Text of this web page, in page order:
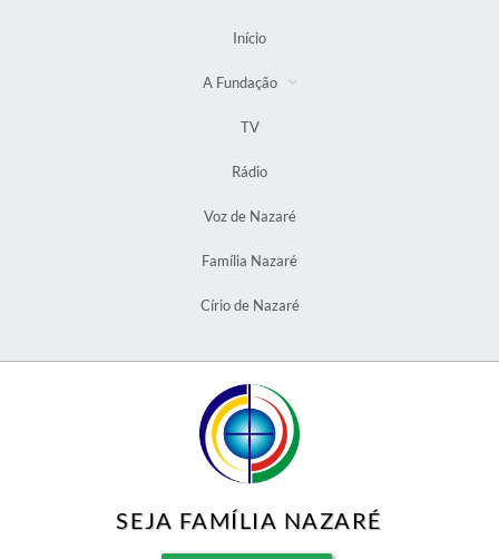
Início
A Fundação
TV
Rádio
Voz de Nazaré
Família Nazaré
Círio de Nazaré
SEJA FAMÍLIA NAZARÉ